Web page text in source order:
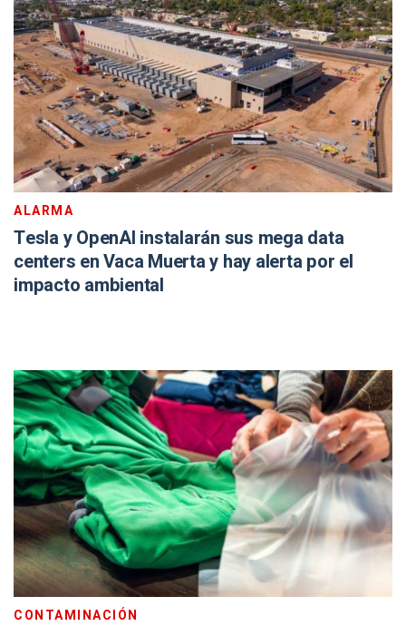
ALARMA
Tesla y OpenAI instalarán sus mega data
centers en Vaca Muerta y hay alerta por el
impacto ambiental
CONTAMINACIÓN